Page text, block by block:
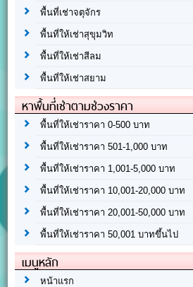
พื้นที่เช่าจตุจักร
พื้นที่ให้เช่าสุขุมวิท
พื้นที่ให้เช่าสีลม
พื้นที่ให้เช่าสยาม
หาพื้นที่เช่าตามช่วงราคา
พื้นที่ให้เช่าราคา 0-500 บาท
พื้นที่ให้เช่าราคา 501-1,000 บาท
พื้นที่ให้เช่าราคา 1,001-5,000 บาท
พื้นที่ให้เช่าราคา 10,001-20,000 บาท
พื้นที่ให้เช่าราคา 20,001-50,000 บาท
พื้นที่ให้เช่าราคา 50,001 บาทขึ้นไป
เมนูหลัก
หน้าแรก